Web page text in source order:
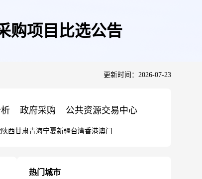
购项目比选公告
更新时间：2026-07-23
政府采购 公共资源交易中心
陕西甘肃青海宁夏新疆台湾香港澳门
热门城市